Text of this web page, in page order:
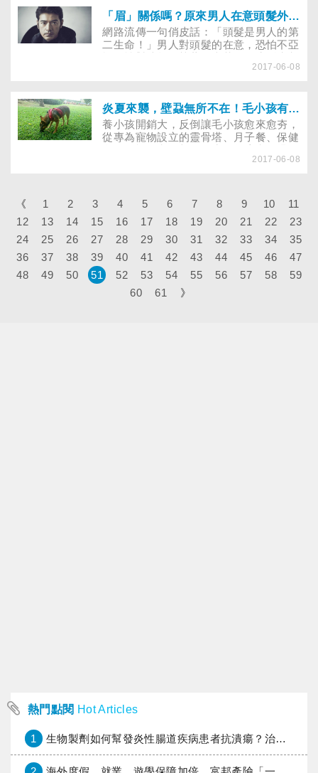
「眉」關係嗎？原來男人在意頭髮外，也想有一對明星般的濃眉……
網路流傳一句俏皮話：「頭髮是男人的第
二生命！」男人對頭髮的在意，恐怕不亞
沒有用時，植髮就成了唯一選擇。不過，
及女性植眉的比率約為6：4，而且大部分
來諮詢的人都會帶著明星照，可見男性對
自己眉形愈來愈講究。
2017-06-08
炎夏來襲，壁蝨無所不在！毛小孩有苦說不出？
養小孩開銷大，反倒讓毛小孩愈來愈夯，
從專為寵物設立的靈骨塔、月子餐、保健
寵物商機，據統計，台灣寵物市場一年規
對寵物的影響嗎？除了移除不易，壁蝨還
嚴重者會使寵物產生關節炎或是腎衰竭。
根據中華民國獸醫內科醫學會調查，全台
平均每10隻狗就有1隻曾經或正在感染艾
利希體症，更有獸醫師表示，越是潮濕悶
熱，壁蝨的活躍度越高，即使平時有用
藥，也無法完全防範狗狗被壁蝨叮咬，確
2017-06-08
《 1 2 3 4 5 6 7 8 9 10
11
12
13 14 15 16 17 18 19 20 21 22
23
24
25 26 27 28 29 30 31 32 33 34
35
36
37 38 39 40 41 42 43 44 45 46
47
48
49 50 51 52 53 54 55 56 57 58
59
60
61 》
熱門點閱 Hot Articles
1 生物製劑如何幫發炎性腸道疾病患者抗潰瘍？治療進展與健保給付困境一次看